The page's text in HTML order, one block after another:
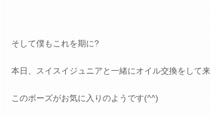
そして僕もこれを期に?
本日、スイスイジュニアと一緒にオイル交換をして
このポーズがお気に入りのようです(^^)